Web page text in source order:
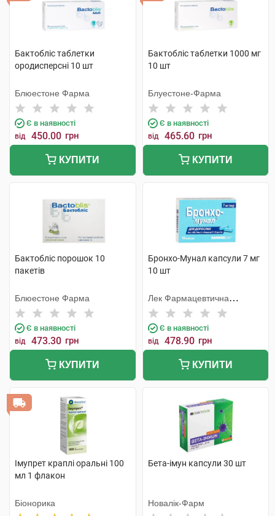
Бактобліс таблетки
ородисперсні 10 шт
Блюестоне Фарма
Є в наявності
від 450.00 грн
КУПИТИ
Бактобліс таблетки 1000 мг
10 шт
Блуестоне-Фарма
Є в наявності
від 465.60 грн
КУПИТИ
Бактобліс порошок 10
пакетів
Блюестоне Фарма
Є в наявності
від 473.30 грн
КУПИТИ
Бронхо-Мунал капсули 7 мг
10 шт
Лек Фармацевтична
компанія
Є в наявності
від 478.90 грн
КУПИТИ
Імупрет краплі оральні 100
мл 1 флакон
Біонорика
Бета-імун капсули 30 шт
Новалік-Фарм